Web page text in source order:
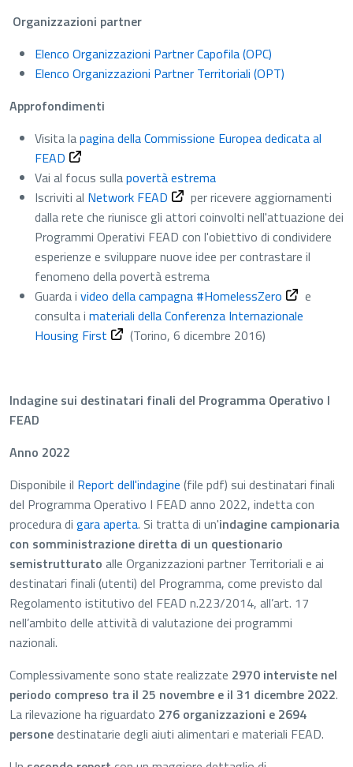
Organizzazioni partner
Elenco Organizzazioni Partner Capofila (OPC)
Elenco Organizzazioni Partner Territoriali (OPT)
Approfondimenti
Visita lapagina della Commissione Europea dedicata al
FEAD
Vai al focus sullapovertà estrema
Iscriviti al Network FEAD
per ricevere aggiornamenti
dalla rete che riunisce gli attori coinvolti nell'attuazione dei
Programmi Operativi FEAD con l'obiettivo di condividere
esperienze e sviluppare nuove idee per contrastare il
fenomeno della povertà estrema
Guarda i video della campagna #HomelessZero
e
consulta i materiali della Conferenza Internazionale
Housing First
(Torino, 6 dicembre 2016)
Indagine sui destinatari finali del Programma Operativo I
FEAD
Anno 2022
Disponibile il Report dell'indagine (file pdf) sui destinatari finali
del Programma Operativo I FEAD anno 2022, indetta con
procedura di gara aperta. Si tratta di un'indagine campionaria
con somministrazione diretta di un questionario
semistrutturato alle Organizzazioni partner Territoriali e ai
destinatari finali (utenti) del Programma, come previsto dal
Regolamento istitutivo del FEAD n.223/2014, all’art. 17
nell’ambito delle attività di valutazione dei programmi
nazionali.
Complessivamente sono state realizzate 2970 interviste nel
periodo compreso tra il 25 novembre e il 31 dicembre 2022.
La rilevazione ha riguardato 276 organizzazioni e 2694
personedestinatarie degli aiuti alimentari e materiali FEAD.